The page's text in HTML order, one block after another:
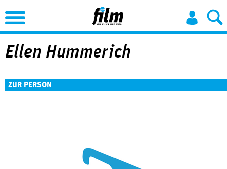
Jump to Navigation
Ellen Hummerich
ZUR PERSON